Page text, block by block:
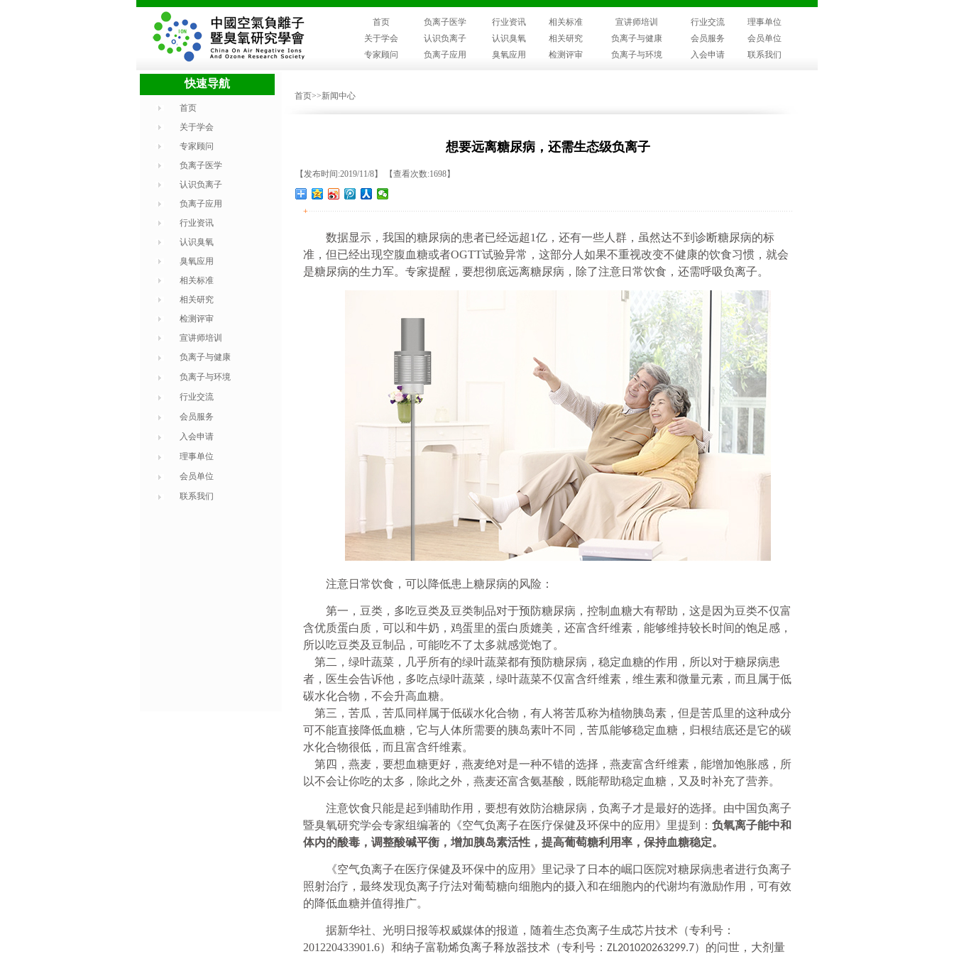
首页 负离子医学 行业资讯 相关标准 宣讲师培训 行业交流
理事单位
关于学会
认识负离子 认识臭氧 相关研究 负离子与健康 会员服务
会员单位
专家顾问
负离子应用 臭氧应用 检测评审 负离子与环境 入会申请 联系我们
快速导航
首页
关于学会
专家顾问
负离子医学
认识负离子
负离子应用
行业资讯
认识臭氧
臭氧应用
相关标准
相关研究
检测评审
宣讲师培训
负离子与健康
负离子与环境
行业交流
会员服务
入会申请
理事单位
会员单位
联系我们
首页>>新闻中心
想要远离糖尿病，还需生态级负离子
【发布时间:2019/11/8】 【查看次数:1698】
+
数据显示，我国的糖尿病的患者已经远超1亿，还有一些人群，虽然达不到诊断糖尿病的标
准，但已经出现空腹血糖或者OGTT试验异常，这部分人如果不重视改变不健康的饮食习惯，就会
是糖尿病的生力军。 专家提醒，要想彻底远离糖尿病，除了注意日常饮食，还需呼吸负离子。
注意日常饮食，可以降低患上糖尿病的风险：
第一， 豆类，多吃豆类及豆类制品对于预防糖尿病，控制血糖大有帮助，这是因为豆类不仅富
含优质蛋白质，可以和牛奶，鸡蛋里的蛋白质媲美，还富含纤维素，能够维持较长时间的饱足感，
所以吃豆类及豆制品，可能吃不了太多就感觉饱了。
第二，绿叶蔬菜，几乎所有的绿叶蔬菜都有预防糖尿病，稳定血糖的作用，所以对于糖尿病患
者，医生会告诉他，多吃点绿叶蔬菜，绿叶蔬菜不仅富含纤维素，维生素和微量元素，而且属于低
碳水化合物，不会升高血糖。
第三，苦瓜，苦瓜同样属于低碳水化合物，有人将苦瓜称为植物胰岛素，但是苦瓜里的这种成分
可不能直接降低血糖，它与人体所需要的胰岛素叶不同，苦瓜能够稳定血糖，归根结底还是它的碳
水化合物很低，而且富含纤维素。
第四，燕麦，要想血糖更好，燕麦绝对是一种不错的选择，燕麦富含纤维素，能增加饱胀感，所
以不会让你吃的太多，除此之外，燕麦还富含氨基酸，既能帮助稳定血糖，又及时补充了营养。
注意饮食只能是起到辅助作用，要想有效防治糖尿病，负离子才是最好的选择。由中国负离子
暨臭氧研究学会专家组编著的《空气负离子在医疗保健及环保中的应用》里提到： 负氧离子能中和
体内的酸毒，调整酸碱平衡，增加胰岛素活性，提高葡萄糖利用率，保持血糖稳定。
《空气负离子在医疗保健及环保中的应用》里记录了日本的崛口医院对糖尿病患者进行负离子
照射治疗，最终发现负离子疗法对葡萄糖向细胞内的摄入和在细胞内的代谢均有激励作用，可有效
的降低血糖并值得推广。
据新华社、光明日报等权威媒体的报道，随着生态负离子生成芯片技术（专利号：
201220433901.6）和纳子富勒烯负离子释放器技术（专利号： ZL201020263299.7）的问世，大剂量